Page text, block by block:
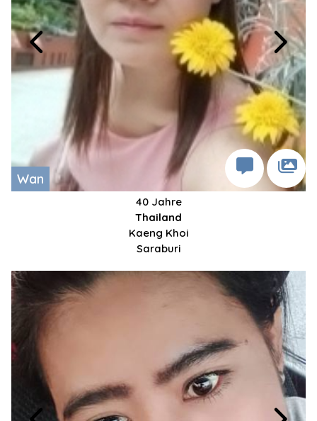
Wan
40 Jahre
Thailand
Kaeng Khoi
Saraburi